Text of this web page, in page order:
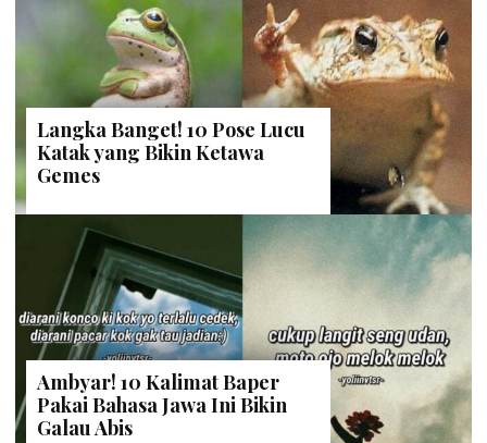
Langka Banget! 10 Pose Lucu
Katak yang Bikin Ketawa
Gemes
Ambyar! 10 Kalimat Baper
Pakai Bahasa Jawa Ini Bikin
Galau Abis